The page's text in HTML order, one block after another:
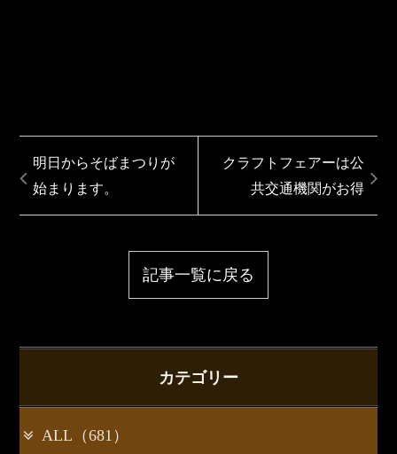
明日からそばまつりが
始まります。
クラフトフェアーは公
共交通機関がお得
記事一覧に戻る
カテゴリー
ALL（681）